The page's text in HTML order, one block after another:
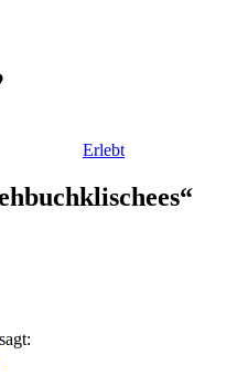
Erlebt
sagt: